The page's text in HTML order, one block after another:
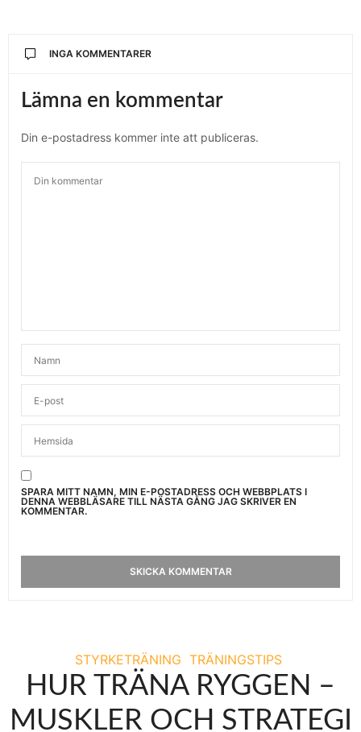
INGA KOMMENTARER
Lämna en kommentar
Din e-postadress kommer inte att publiceras.
SPARA MITT NAMN, MIN E-POSTADRESS OCH WEBBPLATS I
DENNA WEBBLÄSARE TILL NÄSTA GÅNG JAG SKRIVER EN
KOMMENTAR.
STYRKETRÄNING TRÄNINGSTIPS
HUR TRÄNA RYGGEN –
MUSKLER OCH STRATEGI